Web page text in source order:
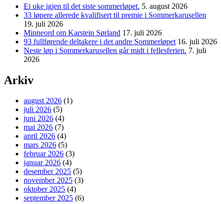
Ei uke igjen til det siste sommerløpet. 5. august 2026
33 løpere allerede kvalifisert til premie i Sommerkarusellen
19. juli 2026
Minneord om Karstein Sørland 17. juli 2026
93 fullførende deltakere i det andre Sommerløpet 16. juli 2026
Neste løp i Sommerkarusellen går midt i fellesferien. 7. juli
2026
Arkiv
august 2026 (1)
juli 2026 (5)
juni 2026 (4)
mai 2026 (7)
april 2026 (4)
mars 2026 (5)
februar 2026 (3)
januar 2026 (4)
desember 2025 (5)
november 2025 (3)
oktober 2025 (4)
september 2025 (6)